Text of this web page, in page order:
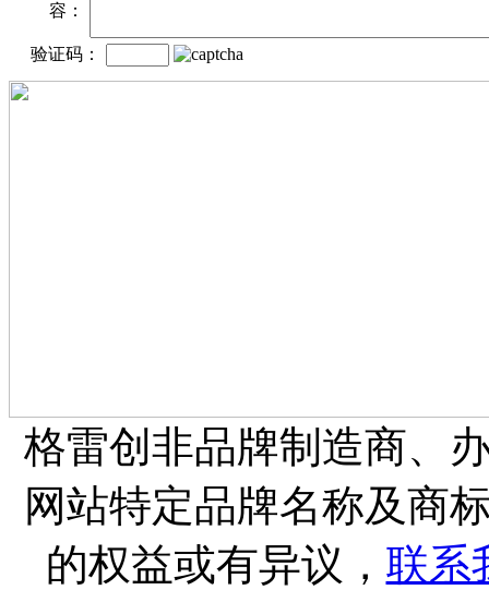
容：
验证码：
格雷创非品牌制造商、
网站特定品牌名称及商
的权益或有异议， 联系